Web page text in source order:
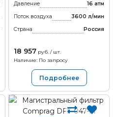
Давление
16 атм
Поток воздуха
3600 л/мин
Страна
Россия
18 957 руб. / шт.
Наличие: По запросу
Подробнее